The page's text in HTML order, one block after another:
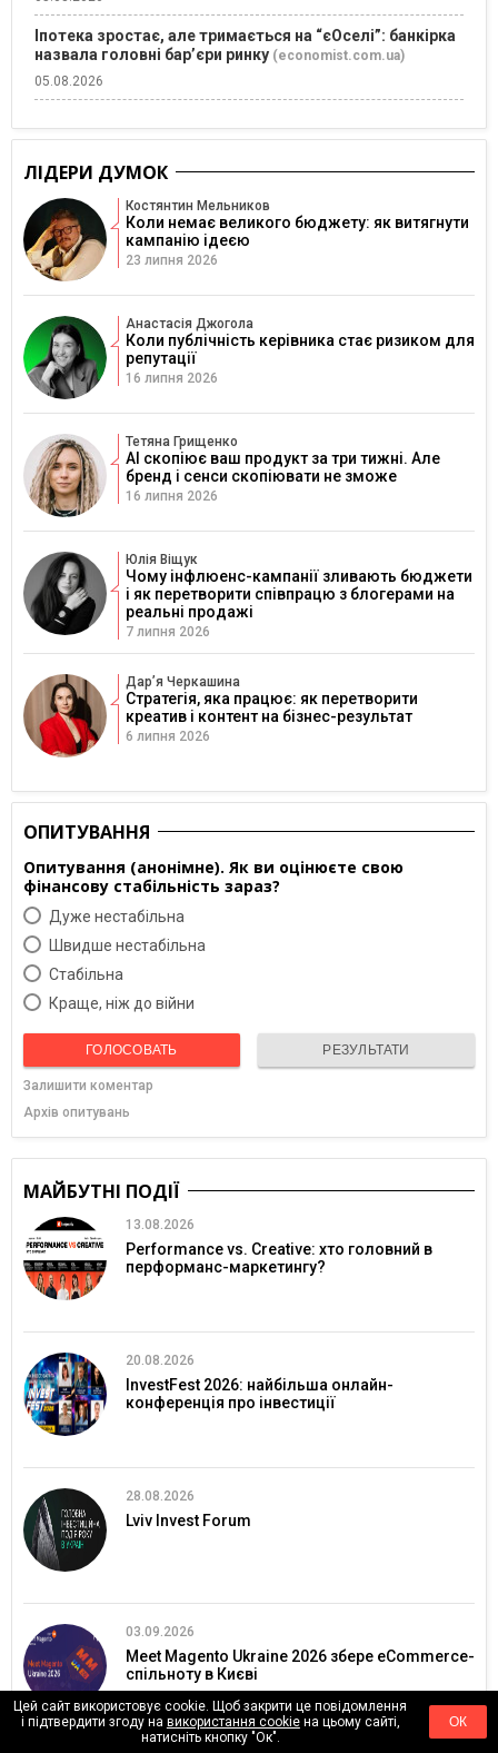
Іпотека зростає, але тримається на “єОселі”: банкірка
назвала головні бар’єри ринку (economist.com.ua)
05.08.2026
ЛІДЕРИ ДУМОК
Костянтин Мельников
Коли немає великого бюджету: як витягнути
кампанію ідеєю
23 липня 2026
Анастасія Джогола
Коли публічність керівника стає ризиком для
репутації
16 липня 2026
Тетяна Грищенко
AI скопіює ваш продукт за три тижні. Але
бренд і сенси скопіювати не зможе
16 липня 2026
Юлія Віщук
Чому інфлюенс-кампанії зливають бюджети
і як перетворити співпрацю з блогерами на
реальні продажі
7 липня 2026
Дарʼя Черкашина
Стратегія, яка працює: як перетворити
креатив і контент на бізнес-результат
6 липня 2026
ОПИТУВАННЯ
Опитування (анонімне). Як ви оцінюєте свою
фінансову стабільність зараз?
Дуже нестабільна
Швидше нестабільна
Cтабільна
Краще, ніж до війни
ГОЛОСОВАТЬ РЕЗУЛЬТАТИ
Залишити коментар
Архів опитувань
МАЙБУТНІ ПОДІЇ
13.08.2026
Performance vs. Creative: хто головний в
перформанс-маркетингу?
20.08.2026
InvestFest 2026: найбільша онлайн-
конференція про інвестиції
28.08.2026
Lviv Invest Forum
03.09.2026
Meet Magento Ukraine 2026 збере eCommerce-
спільноту в Києві
Цей сайт використовує cookie. Щоб закрити це повідомлення
і підтвердити згоду на використання cookieна цьому сайті,
натисніть кнопку "Ок".
ОК